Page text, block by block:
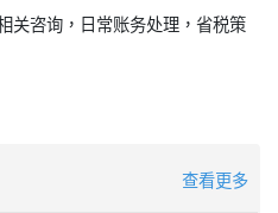
关咨询，日常账务处理，省税策
查看更多